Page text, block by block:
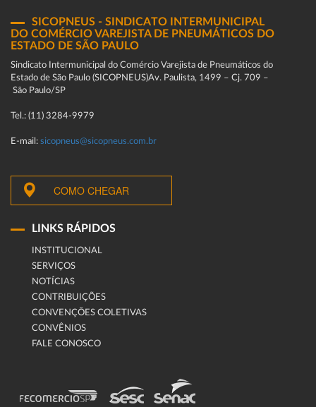
SICOPNEUS - SINDICATO INTERMUNICIPAL
DO COMÉRCIO VAREJISTA DE PNEUMÁTICOS DO
ESTADO DE SÃO PAULO
Sindicato Intermunicipal do Comércio Varejista de Pneumáticos do
Estado de São Paulo (SICOPNEUS)Av. Paulista, 1499 – Cj. 709 –
São Paulo/SP
Tel.: (11) 3284-9979
E-mail: sicopneus@sicopneus.com.br
COMO CHEGAR
LINKS RÁPIDOS
INSTITUCIONAL
SERVIÇOS
NOTÍCIAS
CONTRIBUIÇÕES
CONVENÇÕES COLETIVAS
CONVÊNIOS
FALE CONOSCO